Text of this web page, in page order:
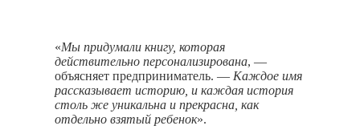
«Мы придумали книгу, которая
действительно персонализирована, —
объясняет предприниматель. — Каждое имя
рассказывает историю, и каждая история
столь же уникальна и прекрасна, как
отдельно взятый ребенок».